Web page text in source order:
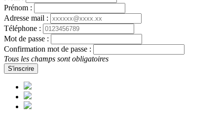
Prénom :
Adresse mail :
Téléphone :
Mot de passe :
Confirmation mot de passe :
Tous les champs sont obligatoires
S'inscrire